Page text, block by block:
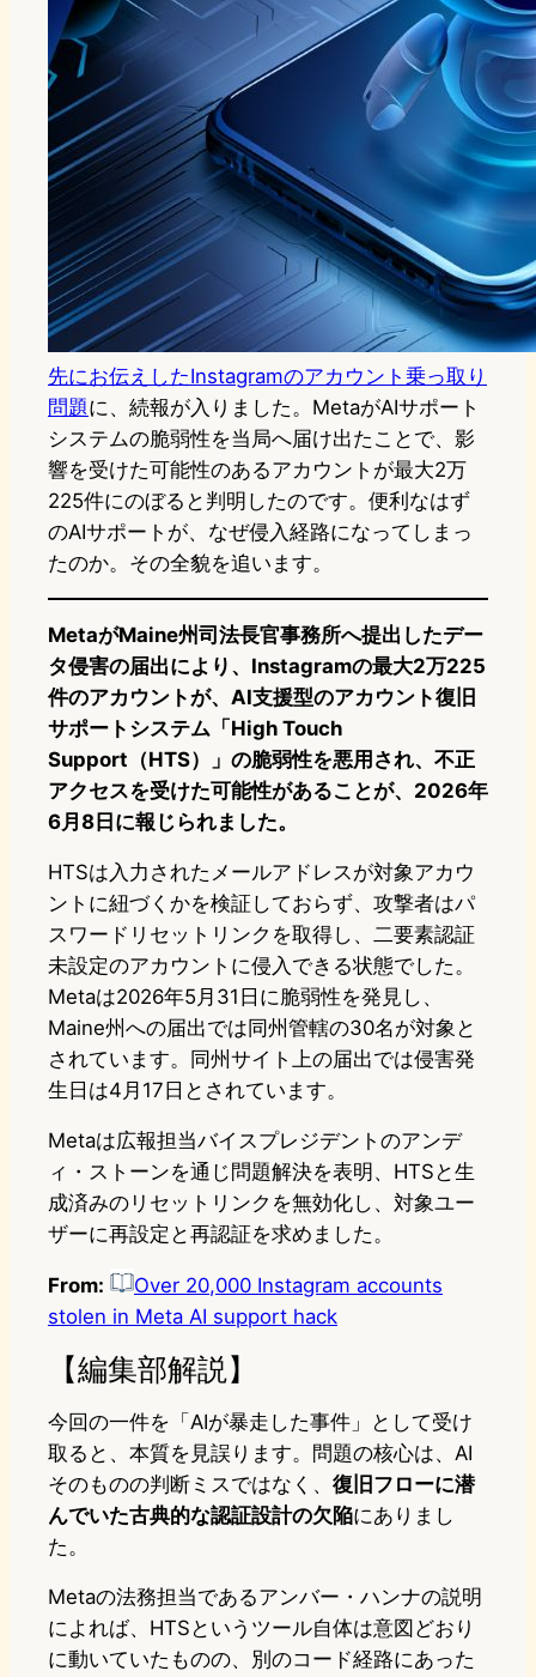
先にお伝えしたInstagramのアカウント乗っ取り
問題に、続報が入りました。MetaがAIサポート
システムの脆弱性を当局へ届け出たことで、影
響を受けた可能性のあるアカウントが最大2万
225件にのぼると判明したのです。便利なはず
のAIサポートが、なぜ侵入経路になってしまっ
たのか。その全貌を追います。
MetaがMaine州司法長官事務所へ提出したデー
タ侵害の届出により、Instagramの最大2万225
件のアカウントが、AI支援型のアカウント復旧
サポートシステム「High Touch
Support（HTS）」の脆弱性を悪用され、不正
アクセスを受けた可能性があることが、2026年
6月8日に報じられました。
HTSは入力されたメールアドレスが対象アカウ
ントに紐づくかを検証しておらず、攻撃者はパ
スワードリセットリンクを取得し、二要素認証
未設定のアカウントに侵入できる状態でした。
Metaは2026年5月31日に脆弱性を発見し、
Maine州への届出では同州管轄の30名が対象と
されています。同州サイト上の届出では侵害発
生日は4月17日とされています。
Metaは広報担当バイスプレジデントのアンデ
ィ・ストーンを通じ問題解決を表明、HTSと生
成済みのリセットリンクを無効化し、対象ユー
ザーに再設定と再認証を求めました。
From:
Over 20,000 Instagram accounts
stolen in Meta AI support hack
【編集部解説】
今回の一件を「AIが暴走した事件」として受け
取ると、本質を見誤ります。問題の核心は、AI
そのものの判断ミスではなく、 復旧フローに潜
んでいた古典的な認証設計の欠陥にありまし
た。
Metaの法務担当であるアンバー・ハンナの説明
によれば、HTSというツール自体は意図どおり
に動いていたものの、別のコード経路にあった